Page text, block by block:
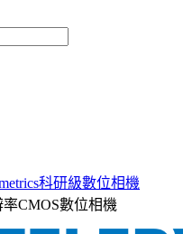
科研級數位相機
率CMOS數位相機